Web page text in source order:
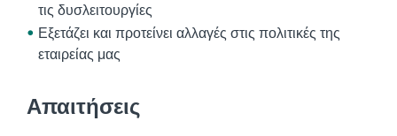
τις δυσλειτουργίες
Εξετάζει και προτείνει αλλαγές στις πολιτικές της
εταιρείας μας
Απαιτήσεις